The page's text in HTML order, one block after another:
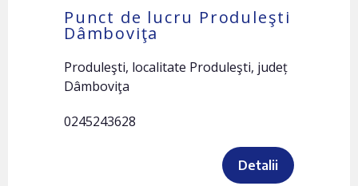
Punct de lucru Produleşti
Dâmboviţa
Produleşti, localitate Produleşti, județ
Dâmboviţa
0245243628
Detalii